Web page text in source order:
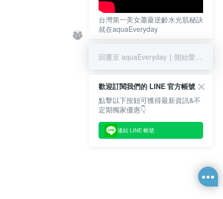
台灣第一美女蕭薔逆齡水光肌秘訣
就在aquaEveryday
回覆至 aquaEveryday ∣ 開始愛上我的水光肌
歡迎訂閱我們的 LINE 官方帳號
點擊以下按鈕可獲得最新資訊&不
定期獨家優惠👇
連結 LINE 帳號